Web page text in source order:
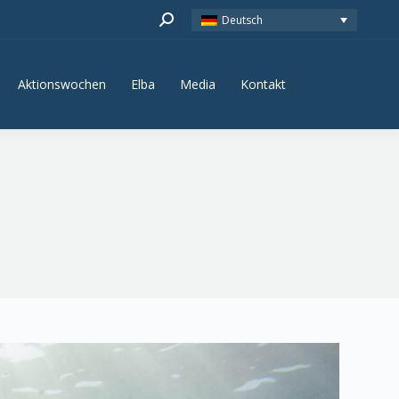
Search: Deutsch
Aktionswochen Elba Media Kontakt
Media Kontakt